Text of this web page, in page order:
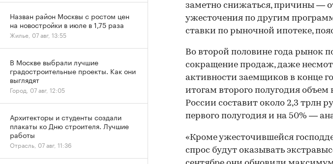
заметно снижаться, причины —
ужесточения по другим
ставки по рыночной ипотеке,
Во второй половине года рынок
сокращение продаж, даже
активности заемщиков в конце
итогам второго полугодия
России составит около 2,3 трлн
первого полугодия и на 50% —
«Кроме ужесточившейся
спрос будут оказывать
Назван район Москвы с ростом цен
на новостройки в июле в 1,75 раза
Жилье, 07 авг, 13:55
В Москве выбрали лучшие
градостроительные проекты. Как они
выглядят
Город, 07 авг, 12:05
Архитекторы и студенты создали
плакаты ко Дню строителя. Лучшие
работы
Отрасль, 07 авг, 11:36